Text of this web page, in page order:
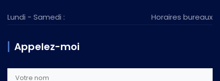
Lundi - Samedi : Horaires bureaux
Appelez-moi